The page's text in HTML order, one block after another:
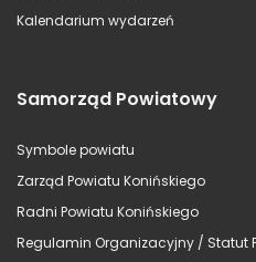
Kalendarium wydarzeń
Samorząd Powiatowy
Symbole powiatu
Zarząd Powiatu Konińskiego
Radni Powiatu Konińskiego
Regulamin Organizacyjny / Statut